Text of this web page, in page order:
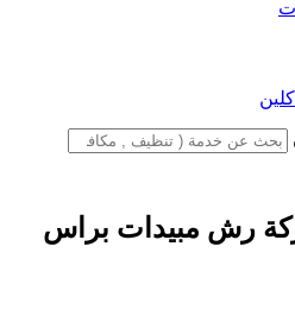
رش مبيدات براس